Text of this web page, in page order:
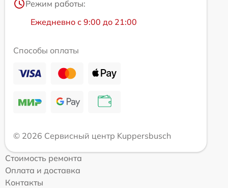
Режим работы:
Ежедневно с 9:00 до 21:00
Способы оплаты
© 2026 Сервисный центр Kuppersbusch
Стоимость ремонта
Оплата и доставка
Контакты